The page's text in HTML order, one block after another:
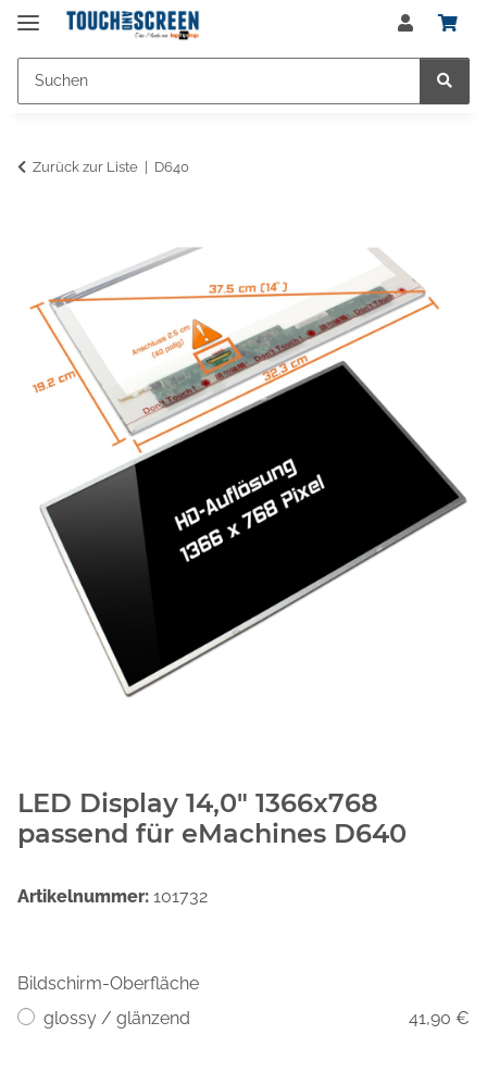
Zurück zur Liste D640
LED Display 14,0" 1366x768
passend für eMachines D640
Artikelnummer: 101732
Bildschirm-Oberfläche
glossy / glänzend
41,90 €